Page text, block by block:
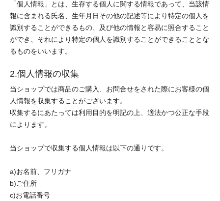
「個人情報」とは、生存する個人に関する情報であって、当該情
報に含まれる氏名、生年月日その他の記述等により特定の個人を
識別することができるもの、及び他の情報と容易に照合すること
ができ、それにより特定の個人を識別することができることとな
るものをいいます。
2.個人情報の収集
当ショップでは商品のご購入、お問合せをされた際にお客様の個
人情報を収集することがございます。
収集するにあたっては利用目的を明記の上、適法かつ公正な手段
によります。
当ショップで収集する個人情報は以下の通りです。
a)お名前、フリガナ
b)ご住所
c)お電話番号